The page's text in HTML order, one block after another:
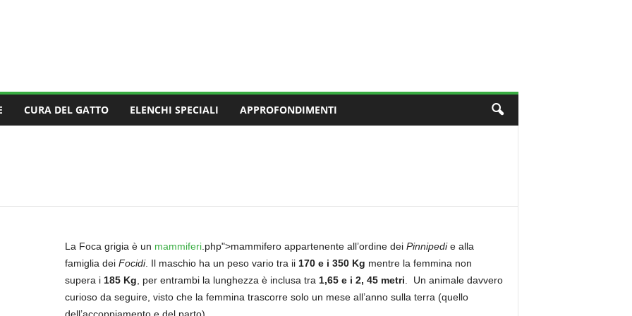
CURA DEL GATTO ELENCHI SPECIALI APPROFONDIMENTI
La Foca grigia è un mammiferi.php">mammifero appartenente all’ordine dei Pinnipedie alla
famiglia dei Focidi. Il maschio ha un peso vario tra ii 170 e i 350 Kg mentre la femmina non
supera i 185 Kg , per entrambi la lunghezza è inclusa tra 1,65 e i 2, 45 metri . Un animale davvero
curioso da seguire, visto che la femmina trascorre solo un mese all’anno sulla terra (quello